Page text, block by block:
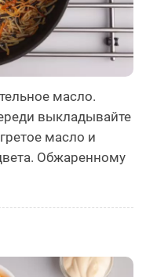
масло.
выкладывайте
масло и
Обжаренному